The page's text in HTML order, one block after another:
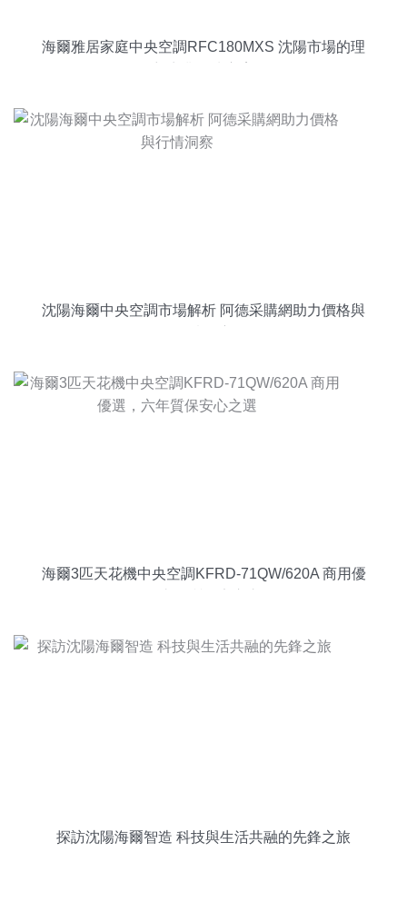
海爾雅居家庭中央空調RFC180MXS 沈陽市場的理
沈陽海爾中央空調市場解析 阿德采購網助力價格與
海爾3匹天花機中央空調KFRD-71QW/620A 商用優
探訪沈陽海爾智造 科技與生活共融的先鋒之旅